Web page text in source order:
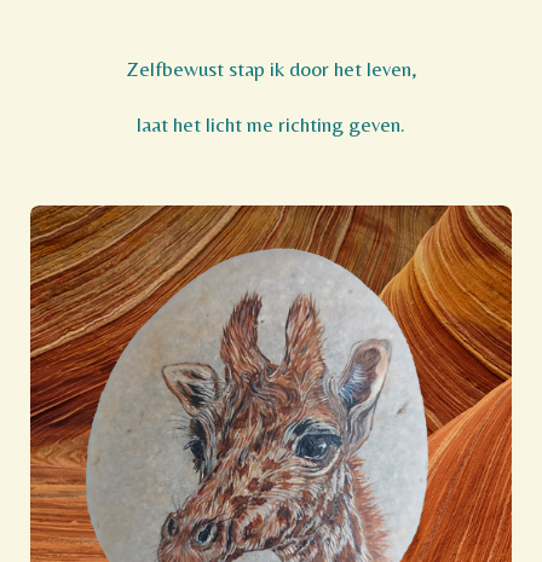
Zelfbewust stap ik door het leven,
laat het licht me richting geven.